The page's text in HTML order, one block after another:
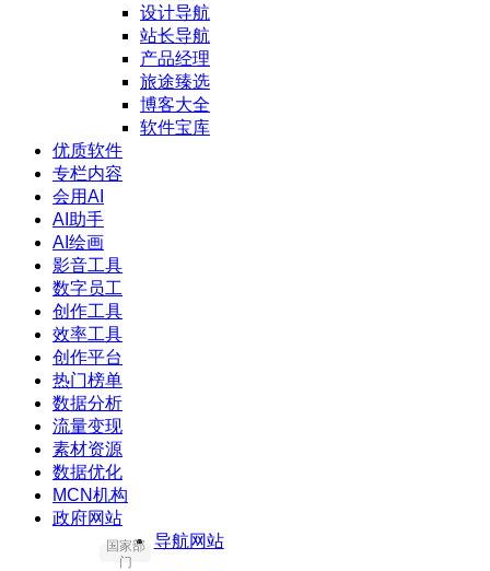
设计导航
站长导航
产品经理
旅途臻选
博客大全
软件宝库
优质软件
专栏内容
会用AI
AI助手
AI绘画
影音工具
数字员工
创作工具
效率工具
创作平台
热门榜单
数据分析
流量变现
素材资源
数据优化
MCN机构
政府网站
国家部
门
导航网站